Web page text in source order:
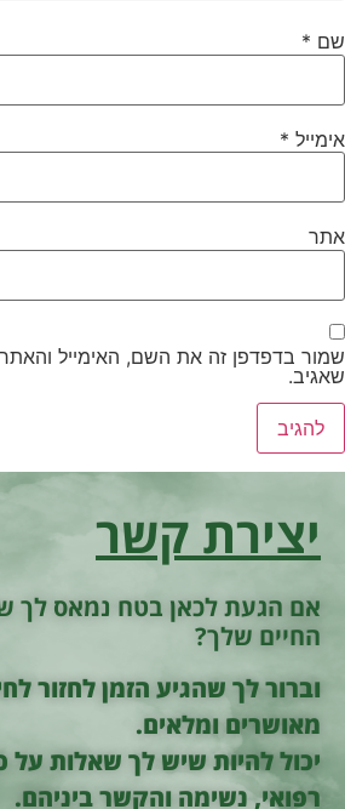
שם *
אימייל *
אתר
שמור בדפדפן זה את השם, האימייל
שאגיב.
יצירת קשר
אם הגעת לכאן בטח נמאס לך
החיים שלך?
וברור לך שהגיע הזמן לחזור
מאושרים ומלאים.
יכול להיות שיש לך שאלות על
רפואי, נשימה והקשר ביניהם.